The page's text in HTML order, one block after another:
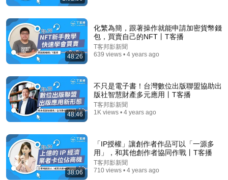
走過10年失憶！馬西屏震撼告白：有方法逆轉大腦衰
｜週五首播｜主持人洪素卿｜【健康早知道】S5EP15.
記憶斷崖
健康早知道
New 20K views
48:26
化繁為簡，跟著操作就能申請加密貨幣錢
包，買賣自己的NFT丨T客播
T客邦影新聞
639 views • 4 years ago
48:46
不只是電子書！台灣數位出版聯盟協助出
版社智慧財產多元應用丨T客播
T客邦影新聞
1K views • 4 years ago
38:06
「IP授權」讓創作者作品可以「一源多
用」，和其他創作者協同作戰丨T客播
T客邦影新聞
710 views • 4 years ago